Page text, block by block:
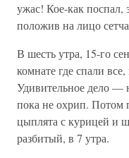
ужас! Кое-как
положив на лицо
В шесть утра, 15-го
комнате где спали
Удивительное дело —
пока не охрип. Потом
цыплята с курицей и
разбитый, в 7 утра.